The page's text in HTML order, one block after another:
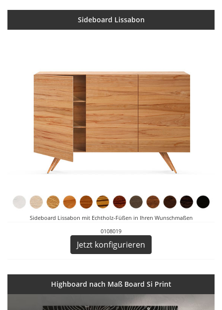
Sideboard Lissabon
Sideboard Lissabon mit Echtholz-Füßen in Ihren Wunschmaßen
0108019
Jetzt konfigurieren
Highboard nach Maß Board Si Print